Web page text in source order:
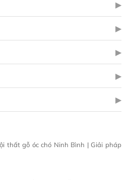
▶
▶
▶
▶
▶
thất gỗ óc chó Ninh Bình | Giải pháp